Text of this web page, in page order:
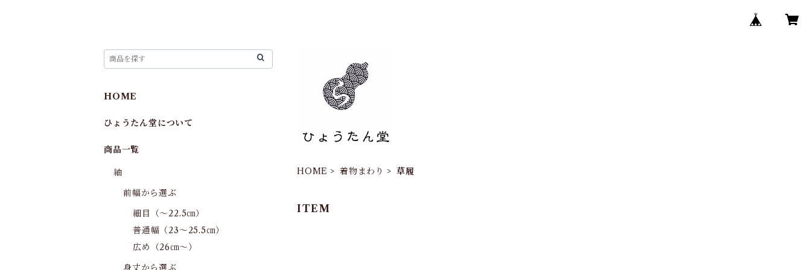
HOME 着物まわり 草履
ITEM
HOME
ひょうたん堂について
商品一覧
紬
前幅から選ぶ
細目（～22.5㎝）
普通幅（23～25.5㎝）
広め（26㎝～）
身丈から選ぶ